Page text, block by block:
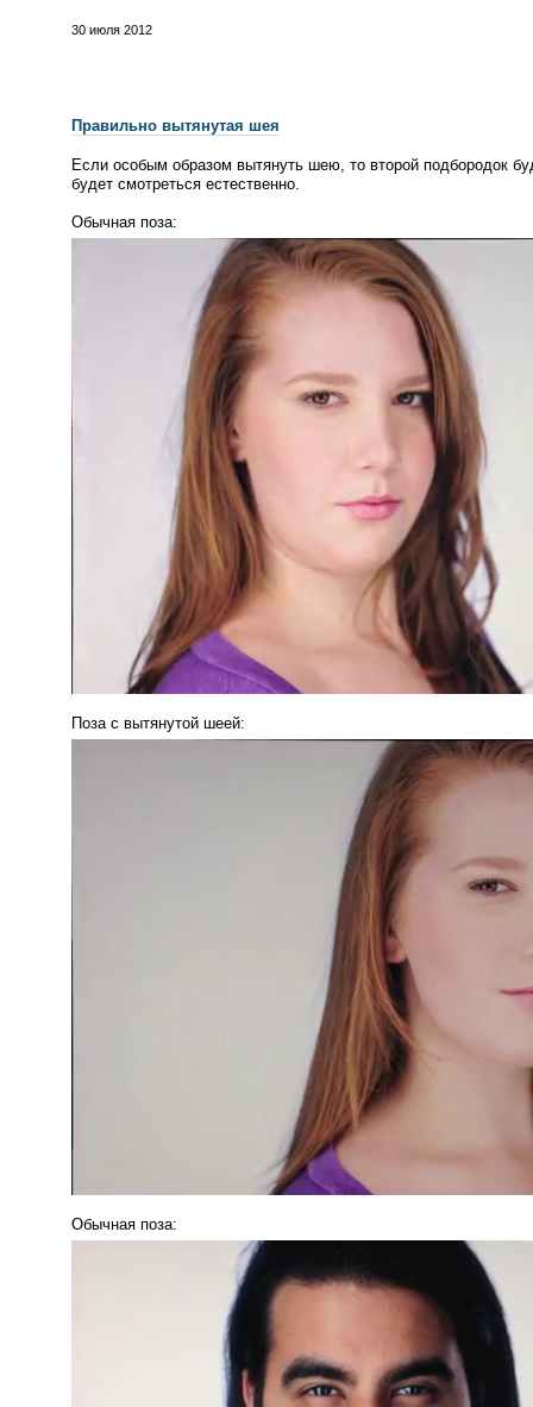
30 июля 2012
Правильно вытянутая шея
Если особым образом вытянуть шею, то второй подбородок
будет смотреться естественно.
Обычная поза:
Поза с вытянутой шеей:
Обычная поза: